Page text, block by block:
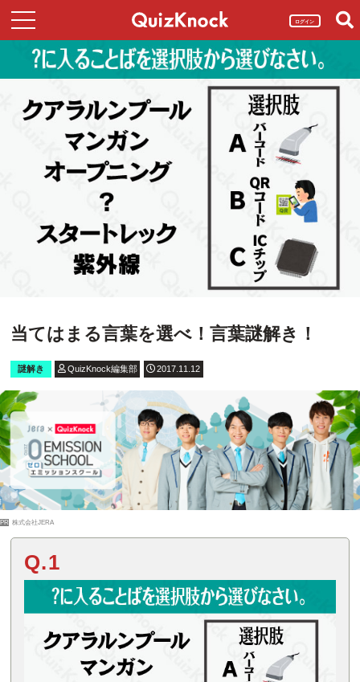
ログイン
当てはまる言葉を選べ！言葉謎解き！
謎解き QuizKnock編集部 2017.11.12
PR 株式会社JERA
Q.1